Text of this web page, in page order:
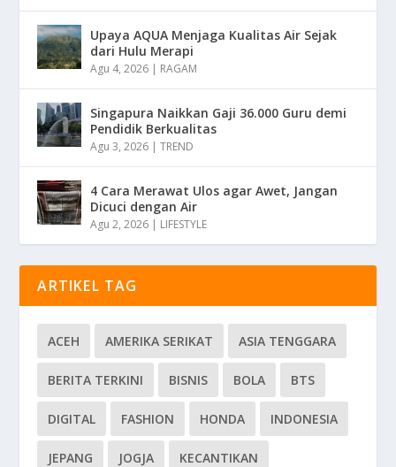
Upaya AQUA Menjaga Kualitas Air Sejak
dari Hulu Merapi
Agu 4, 2026 | RAGAM
Singapura Naikkan Gaji 36.000 Guru demi
Pendidik Berkualitas
Agu 3, 2026 |TREND
4 Cara Merawat Ulos agar Awet, Jangan
Dicuci dengan Air
Agu 2, 2026 | LIFESTYLE
ARTIKEL TAG
ACEH AMERIKA SERIKAT ASIA TENGGARA
BERITA TERKINI BISNIS BOLA BTS
DIGITAL FASHION HONDA INDONESIA
JEPANG JOGJA KECANTIKAN